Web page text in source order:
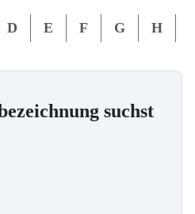
D E F G H
suchst